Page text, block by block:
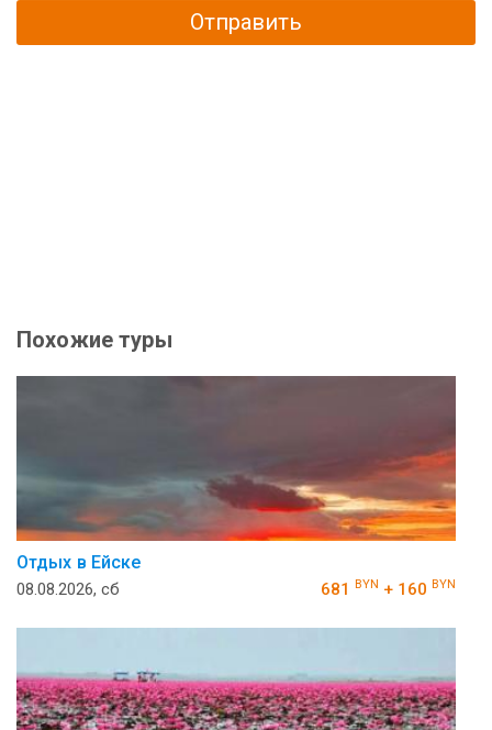
Отправить
Похожие туры
Отдых в Ейске
08.08.2026, сб 681 BYN + 160 BYN